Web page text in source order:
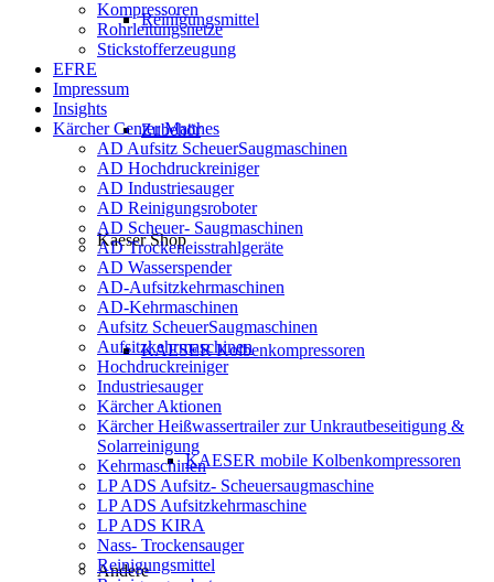
Reinigungsmittel
Zubehör
Kaeser Shop
KAESER Kolbenkompressoren
KAESER mobile Kolbenkompressoren
Andere
Kompressoren
Rohrleitungsnetze
Stickstofferzeugung
EFRE
Impressum
Insights
Kärcher Center Matthes
AD Aufsitz ScheuerSaugmaschinen
AD Hochdruckreiniger
AD Industriesauger
AD Reinigungsroboter
AD Scheuer- Saugmaschinen
AD Trockeneisstrahlgeräte
AD Wasserspender
AD-Aufsitzkehrmaschinen
AD-Kehrmaschinen
Aufsitz ScheuerSaugmaschinen
Aufsitzkehrmaschinen
Hochdruckreiniger
Industriesauger
Kärcher Aktionen
Kärcher Heißwassertrailer zur Unkrautbeseitigung &
Solarreinigung
Kehrmaschinen
LP ADS Aufsitz- Scheuersaugmaschine
LP ADS Aufsitzkehrmaschine
LP ADS KIRA
Nass- Trockensauger
Reinigungsmittel